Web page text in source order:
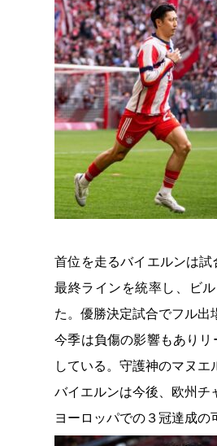
首位を走るバイエルンは
最終ラインを統率し、ビ
た。優勝決定試合でフル出
今季は負傷の影響もあり
している。守護神のマヌエ
バイエルンは今後、欧州チ
ヨーロッパでの３冠達成の